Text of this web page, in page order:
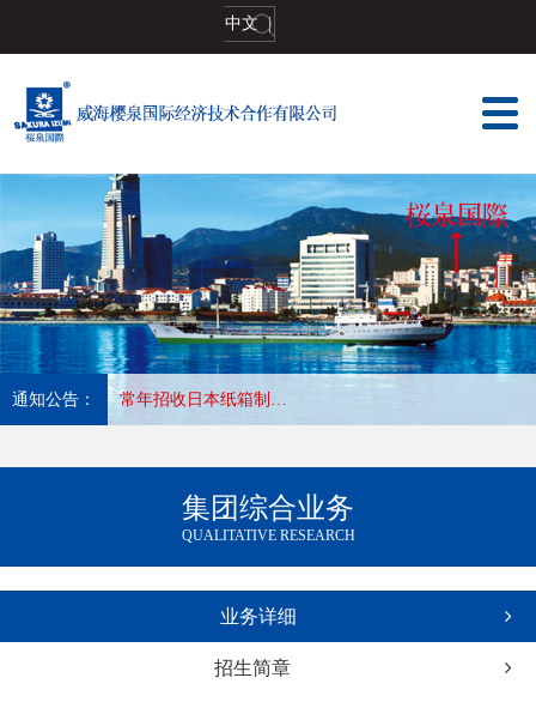
中文 |
通知公告： 常年招收日本塑料薄膜加工印刷,长年合作优秀会社，收入高，待遇好，工作地:大阪
集团综合业务
QUALITATIVE RESEARCH
业务详细
招生简章